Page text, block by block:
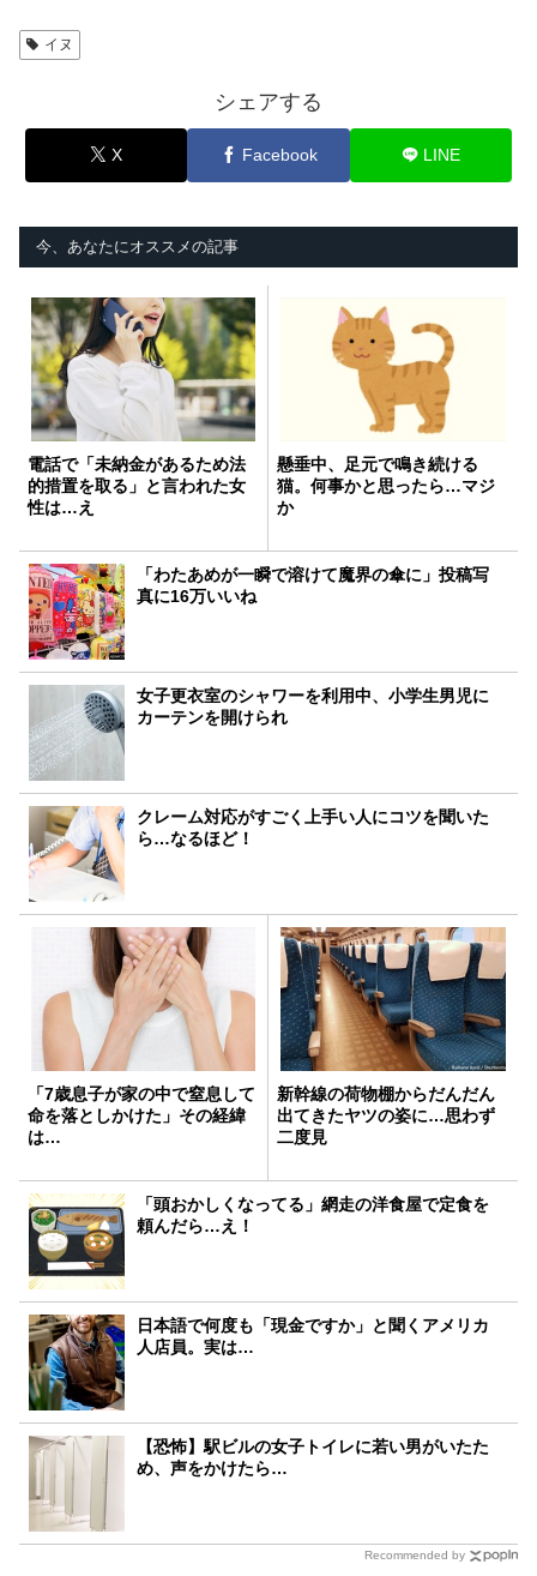
イヌ
シェアする
X Facebook LINE
今、あなたにオススメの記事
電話で「未納金があるため法
的措置を取る」と言われた女
性は…え
懸垂中、足元で鳴き続ける
猫。何事かと思ったら…マジ
か
「わたあめが一瞬で溶けて魔界の傘に」投稿写
真に16万いいね
女子更衣室のシャワーを利用中、小学生男児に
カーテンを開けられ
クレーム対応がすごく上手い人にコツを聞いた
ら…なるほど！
「7歳息子が家の中で窒息して
命を落としかけた」その経緯
は…
新幹線の荷物棚からだんだん
出てきたヤツの姿に…思わず
二度見
「頭おかしくなってる」網走の洋食屋で定食を
頼んだら…え！
日本語で何度も「現金ですか」と聞くアメリカ
人店員。実は…
【恐怖】駅ビルの女子トイレに若い男がいたた
め、声をかけたら…
Recommended by